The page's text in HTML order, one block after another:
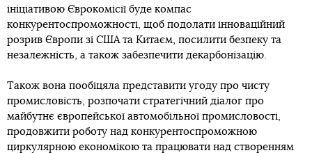
ініціативою Єврокомісії буде компас
конкурентоспроможності, щоб подолати інноваційний
розрив Європи зі США та Китаєм, посилити безпеку та
незалежність, а також забезпечити декарбонізацію.
Також вона пообіцяла представити угоду про чисту
промисловість, розпочати стратегічний діалог про
майбутнє європейської автомобільної промисловості,
продовжити роботу над конкурентоспроможною
циркулярною економікою та працювати над створенням